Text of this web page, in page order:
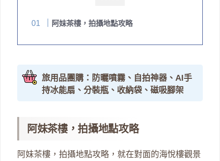
阿妹茶樓，拍攝地點攻略
旅用品團購：防曬噴霧、自拍神器、AI手
持冰能扇、分裝瓶、收納袋、磁吸腳架
阿妹茶樓，拍攝地點攻略
阿妹茶樓，拍攝地點攻略，就在對面的海悅樓觀景